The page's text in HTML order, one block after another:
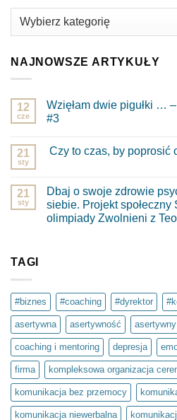
Kategorie
NAJNOWSZE ARTYKUŁY
12
cze
Wzięłam dwie pigułki …
#3
do
Wzięłam
…
–
Linkedin
Local
Szczecin
21
sty
Czy to czas, by poprosić
Czy
to
czas,
by
21
sty
Dbaj o swoje zdrowie
siebie. Projekt społeczny
olimpiady Zwolnieni z
psychiczne
–
to
inwestycja
w
siebie.
Projekt
społeczny
Światło
umysłu
w
ramach
olimpiady
Zwolnieni
TAGI
#biznes #coaching #dyrektor
asertywna asertywność
coaching i mentoring depresja
firma kompleksowa organizacja
komunikacja bez przemocy
komunikacja niewerbalna